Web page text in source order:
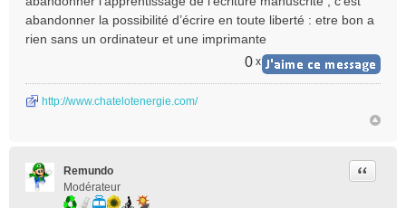
abandonner la possibilité d’écrire en toute liberté : etre bon a
rien sans un ordinateur et une imprimante
0 x
http://www.chatelotenergie.com/
Remundo
Modérateur
Citer